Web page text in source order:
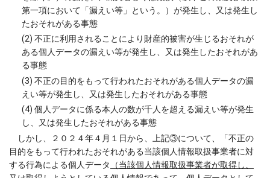
第一項において「漏えい等」という。）が発生し、又は発生し
たおそれがある事態
(2) 不正に利用されることにより財産的被害が生じるおそれが
ある個人データの漏えい等が発生し、又は発生したおそれがあ
る事態
(3) 不正の目的をもって行われたおそれがある個人データの漏
えい等が発生し、又は発生したおそれがある事態
(4) 個人データに係る本人の数が千人を超える漏えい等が発生
し、又は発生したおそれがある事態
しかし、２０２４年４月１日から、上記③について、「不正の
目的をもって行われたおそれがある当該個人情報取扱事業者に対
する行為による個人データ
（当該個人情報取扱事業者が取得し、